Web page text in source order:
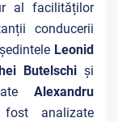
al facilităților
conducerii
Leonid
Butelschi și
Alexandru
analizate